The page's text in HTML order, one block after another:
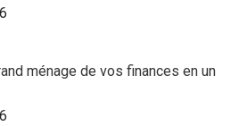
ménage de vos finances en un